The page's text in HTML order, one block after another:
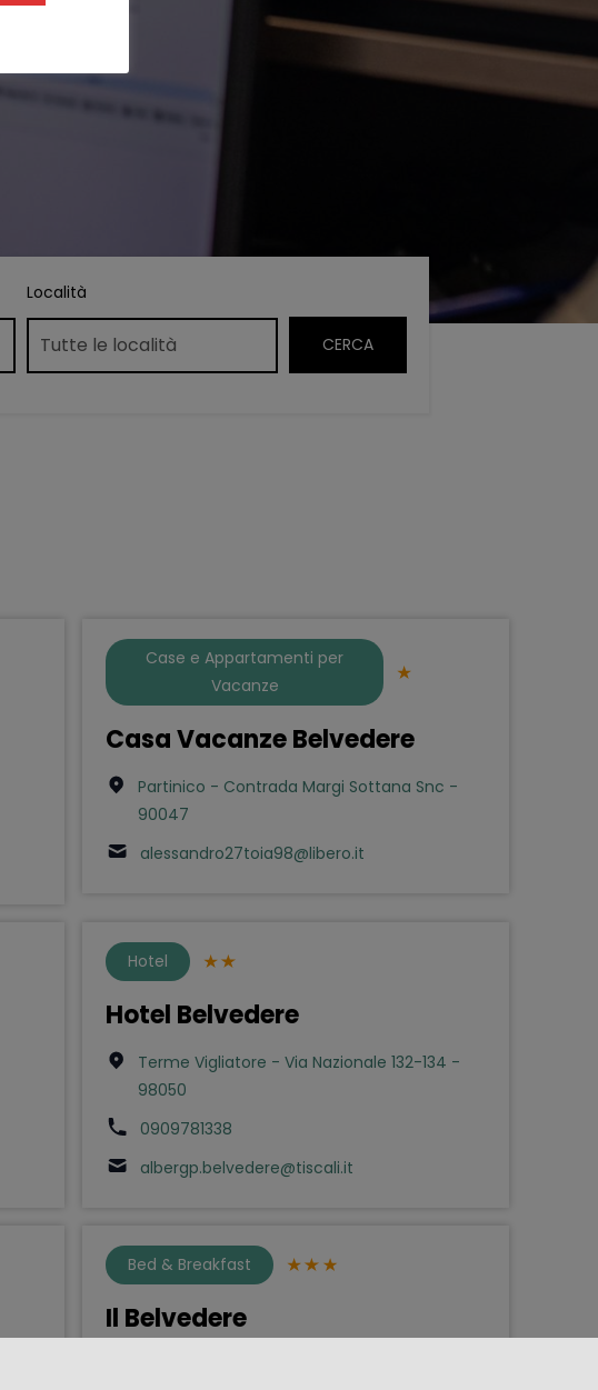
Località
Case e Appartamenti per
Vacanze
Casa Vacanze Belvedere
Partinico - Contrada Margi Sottana Snc -
90047
alessandro27toia98@libero.it
Hotel
Hotel Belvedere
Terme Vigliatore - Via Nazionale 132-134 -
98050
0909781338
albergp.belvedere@tiscali.it
Bed & Breakfast
Il Belvedere